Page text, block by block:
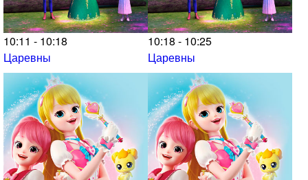
10:11 - 10:18
Царевны
10:18 - 10:25
Царевны